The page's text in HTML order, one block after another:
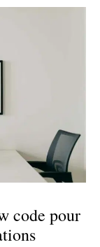
code pour